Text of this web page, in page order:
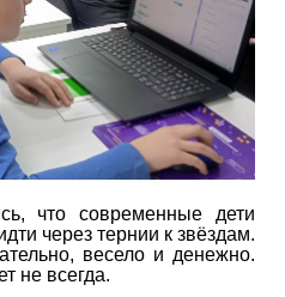
что современные дети
через тернии к звёздам.
весело и денежно.
не всегда.